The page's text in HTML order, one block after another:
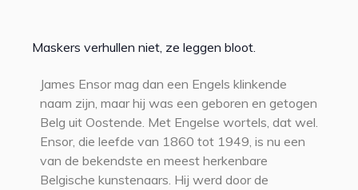
Maskers verhullen niet, ze leggen bloot.
James Ensor mag dan een Engels klinkende
naam zijn, maar hij was een geboren en getogen
Belg uit Oostende. Met Engelse wortels, dat wel.
Ensor, die leefde van 1860 tot 1949, is nu een
van de bekendste en meest herkenbare
Belgische kunstenaars. Hij werd door de